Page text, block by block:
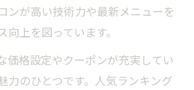
ンが高い技術力や最新メニューを
上を図っています。
価格設定やクーポンが充実してい
力のひとつです。人気ランキング